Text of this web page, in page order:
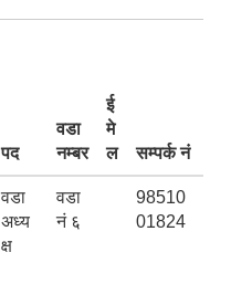
पद
वडा
नम्बर
ई
मे
ल
सम्पर्क नं
वडा
अध्य
क्ष
वडा
नं ६
98510
01824